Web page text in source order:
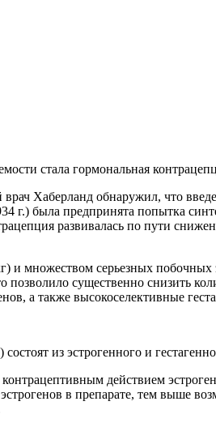
стала гормональная
Хаберланд обнаружил, что
г.) была предпринята попытка
развивалась по пути
и множеством серьезных
позволило существенно снизить
а также высокоселективные
из эстрогенного и
контрацептивным действием
в препарате, тем выше